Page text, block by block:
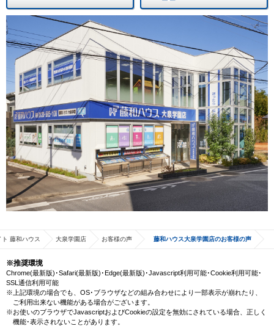
藤和ハウス 大泉学園店 お客様の声 藤和ハウス大泉学園店のお客様の声
※推奨環境
Chrome(最新版)･Safari(最新版)･Edge(最新版)･Javascript利用可能･Cookie利用可能･
SSL通信利用可能
※上記環境の場合でも、OS･ブラウザなどの組み合わせにより一部表示が崩れたり、
ご利用出来ない機能がある場合がございます。
※お使いのブラウザでJavascriptおよびCookieの設定を無効にされている場合、正しく
機能･表示されないことがあります。